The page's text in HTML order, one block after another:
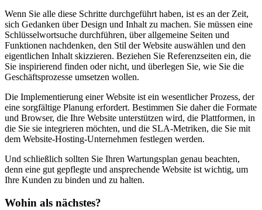
Wenn Sie alle diese Schritte durchgeführt haben, ist es an der Zeit,
sich Gedanken über Design und Inhalt zu machen. Sie müssen eine
Schlüsselwortsuche durchführen, über allgemeine Seiten und
Funktionen nachdenken, den Stil der Website auswählen und den
eigentlichen Inhalt skizzieren. Beziehen Sie Referenzseiten ein, die
Sie inspirierend finden oder nicht, und überlegen Sie, wie Sie die
Geschäftsprozesse umsetzen wollen.
Die Implementierung einer Website ist ein wesentlicher Prozess, der
eine sorgfältige Planung erfordert. Bestimmen Sie daher die Formate
und Browser, die Ihre Website unterstützen wird, die Plattformen, in
die Sie sie integrieren möchten, und die SLA-Metriken, die Sie mit
dem Website-Hosting-Unternehmen festlegen werden.
Und schließlich sollten Sie Ihren Wartungsplan genau beachten,
denn eine gut gepflegte und ansprechende Website ist wichtig, um
Ihre Kunden zu binden und zu halten.
Wohin als nächstes?